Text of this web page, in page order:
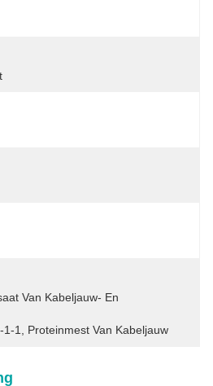
Van Kabeljauw- En
1-1 Proteinmest Van Kabeljauw